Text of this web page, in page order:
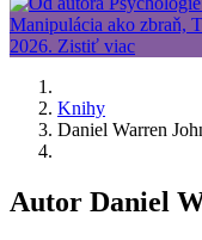
Knihy
Daniel Warren
Autor Daniel